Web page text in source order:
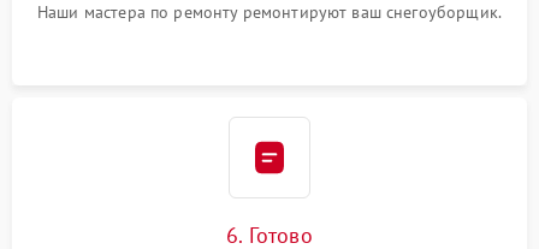
Наши мастера по ремонту ремонтируют ваш снегоуборщик.
6. Готово